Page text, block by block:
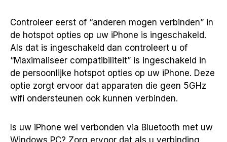
Controleer eerst of “anderen mogen verbinden” in
de hotspot opties op uw iPhone is ingeschakeld.
Als dat is ingeschakeld dan controleert u of
“Maximaliseer compatibiliteit” is ingeschakeld in
de persoonlijke hotspot opties op uw iPhone. Deze
optie zorgt ervoor dat apparaten die geen 5GHz
wifi ondersteunen ook kunnen verbinden.
Is uw iPhone wel verbonden via Bluetooth met uw